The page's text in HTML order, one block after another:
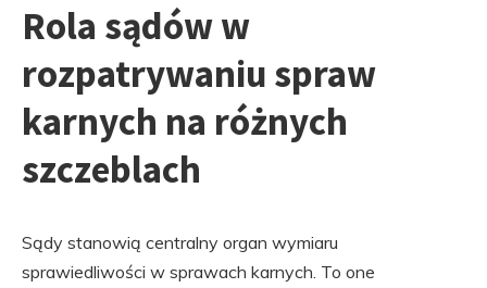
Rola sądów w
rozpatrywaniu spraw
karnych na różnych
szczeblach
Sądy stanowią centralny organ wymiaru
sprawiedliwości w sprawach karnych. To one